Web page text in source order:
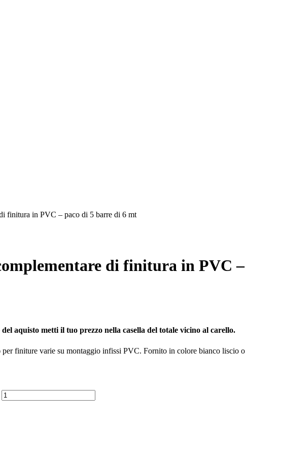
finitura in PVC – paco di 5 barre di 6 mt
di finitura in PVC –
aquisto metti il tuo prezzo nella casella del totale vicino al carello.
finiture varie su montaggio infissi PVC. Fornito in colore bianco liscio o